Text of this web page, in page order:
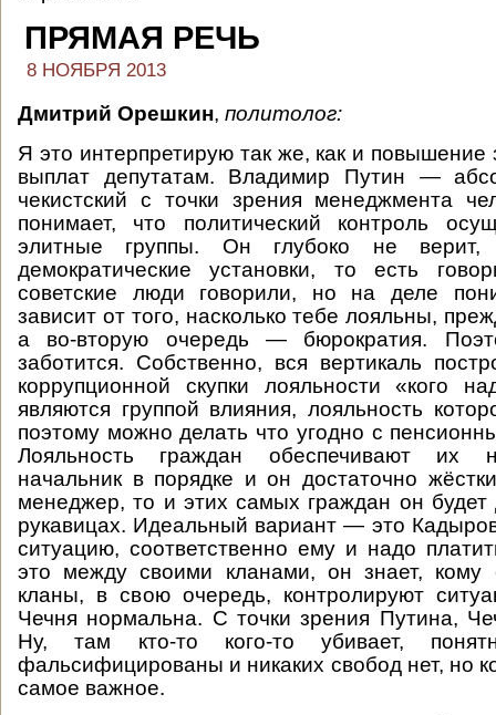
ПРЯМАЯ РЕЧЬ
8 НОЯБРЯ 2013
Дмитрий Орешкин, политолог:
Я это интерпретирую так же, как и повышение
выплат депутатам. Владимир Путин —
чекистский с точки зрения менеджмента
понимает, что политический контроль
элитные группы. Он глубоко не верит,
демократические установки, то есть
советские люди говорили, но на деле
зависит от того, насколько тебе лояльны,
а во-вторую очередь — бюрократия.
заботится. Собственно, вся вертикаль
коррупционной скупки лояльности «кого
являются группой влияния, лояльность
поэтому можно делать что угодно с
Лояльность граждан обеспечивают их
начальник в порядке и он достаточно
менеджер, то и этих самых граждан он
рукавицах. Идеальный вариант — это
ситуацию, соответственно ему и надо
это между своими кланами, он знает, кому
кланы, в свою очередь, контролируют
Чечня нормальна. С точки зрения Путина,
Ну, там кто-то кого-то убивает,
фальсифицированы и никаких свобод нет, но
самое важное.